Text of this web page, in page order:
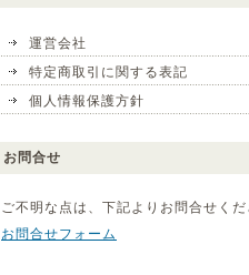
運営会社
特定商取引に関する表記
個人情報保護方針
お問合せ
ご不明な点は、下記よりお問合せくだ
お問合せフォーム